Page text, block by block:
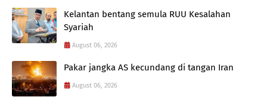
Kelantan bentang semula RUU Kesalahan
Syariah
August 06, 2026
Pakar jangka AS kecundang di tangan Iran
August 06, 2026